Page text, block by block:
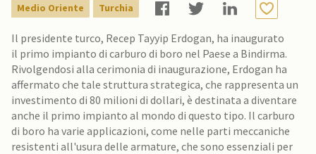
Medio Oriente Turchia
Il presidente turco, Recep Tayyip Erdogan, ha inaugurato
il primo impianto di carburo di boro nel Paese a Bindirma.
Rivolgendosi alla cerimonia di inaugurazione, Erdogan ha
affermato che tale struttura strategica, che rappresenta un
investimento di 80 milioni di dollari, è destinata a diventare
anche il primo impianto al mondo di questo tipo. Il carburo
di boro ha varie applicazioni, come nelle parti meccaniche
resistenti all'usura delle armature, che sono essenziali per